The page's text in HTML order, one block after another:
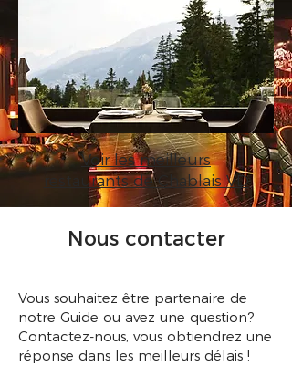
Voir les meilleurs
restaurants de Chablais VD
Nous contacter
Vous souhaitez être partenaire de
notre Guide ou avez une question?
Contactez-nous, vous obtiendrez une
réponse dans les meilleurs délais !